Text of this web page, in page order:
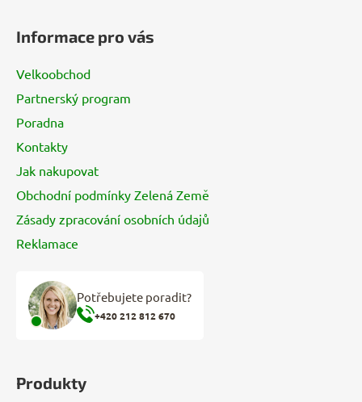
Informace pro vás
Velkoobchod
Partnerský program
Poradna
Kontakty
Jak nakupovat
Obchodní podmínky Zelená Země
Zásady zpracování osobních údajů
Reklamace
Potřebujete poradit?
+420 212 812 670
Produkty